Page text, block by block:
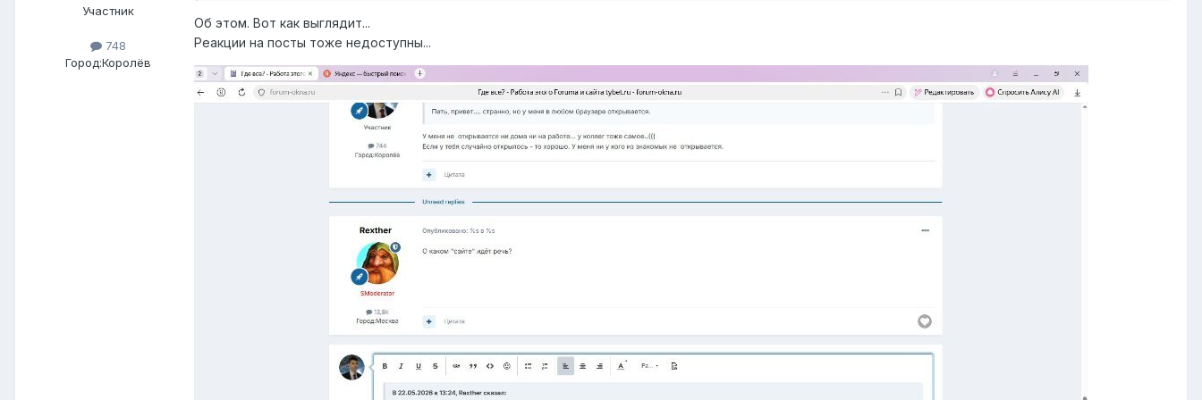
Участник
748
Город:Королёв
Об этом. Вот как выглядит...
Реакции на посты тоже недоступны...